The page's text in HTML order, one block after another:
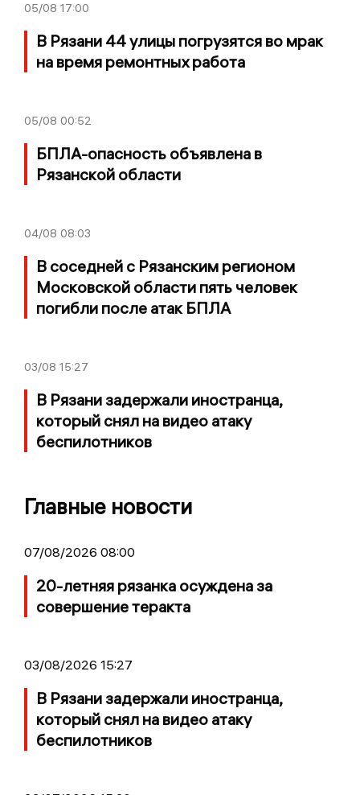
05/08 17:00
В Рязани 44 улицы погрузятся во мрак
на время ремонтных работа
05/08 00:52
БПЛА-опасность объявлена в
Рязанской области
04/08 08:03
В соседней с Рязанским регионом
Московской области пять человек
погибли после атак БПЛА
03/08 15:27
В Рязани задержали иностранца,
который снял на видео атаку
беспилотников
Главные новости
07/08/2026 08:00
20-летняя рязанка осуждена за
совершение теракта
03/08/2026 15:27
В Рязани задержали иностранца,
который снял на видео атаку
беспилотников